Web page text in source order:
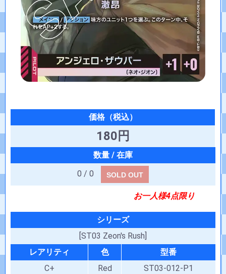
180円
0 / 0 SOLD OUT
お一人様4点限り
シリーズ
[ST03 Zeon's Rush]
レアリティ
色
型番
C+
Red
ST03-012-P1